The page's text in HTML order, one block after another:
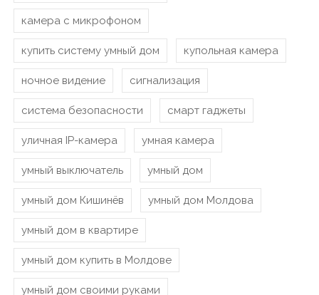
камера с микрофоном
купить систему умный дом купольная камера
ночное видение сигнализация
система безопасности смарт гаджеты
уличная IP-камера умная камера
умный выключатель умный дом
умный дом Кишинёв умный дом Молдова
умный дом в квартире
умный дом купить в Молдове
умный дом своими руками